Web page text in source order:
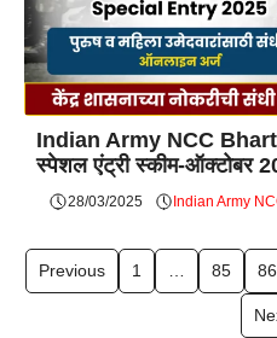
Indian Army NCC Bharti
स्पेशल एंट्री स्कीम-ऑक्टोबर
28/03/2025 Indian Army
Previous 1 85 86